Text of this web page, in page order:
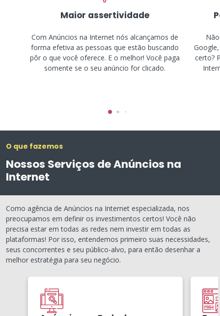
Maior assertividade
Com Anúncios na Internet nós alcançamos de
forma efetiva as pessoas que estão buscando
pôr o que você oferece. E o melhor! Você paga
somente se o seu anúncio for clicado.
certo?
O que fazemos
Nossos Serviços de Anúncios na
Internet
Como agência de Anúncios na Internet especializada, nos
preocupamos em definir os investimentos certos! Você não
precisa estar em todas as redes nem investir em todas as
plataformas! Por isso, entendemos primeiro suas necessidades,
seus concorrentes e seu público-alvo, para então desenhar a
melhor estratégia para seu negócio.